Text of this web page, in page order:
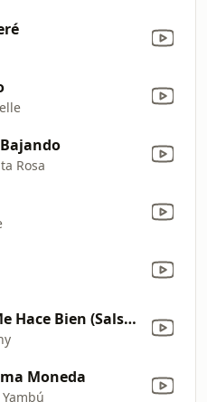
Rosa
Tu Amor Me Hace Bien (Salsa Version)
Moneda